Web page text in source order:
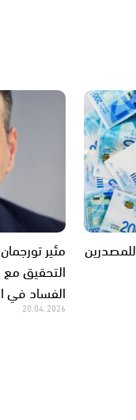
مئير
التحقيق مع
الفساد في
20.04.2026